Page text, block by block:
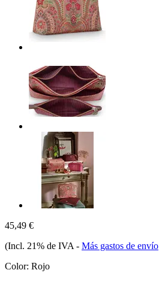
45,49 €
(Incl. 21% de IVA - Más gastos de envío
Color: Rojo